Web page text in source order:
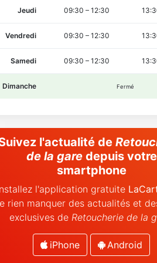
Jeudi 09:30 – 12:30
Vendredi 09:30 – 12:30
Samedi 09:30 – 12:30
Dimanche Fermé
l'actualité de
de la garedepuis votre
smartphone
l'application gratuite
rien manquer des actualités et
exclusives de Retoucherie de la
iPhone Android